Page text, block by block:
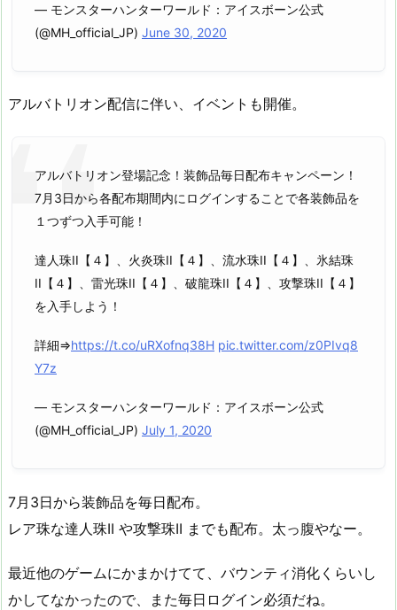
— モンスターハンターワールド：アイスボーン公式
(@MH_official_JP) June 30, 2020
アルバトリオン配信に伴い、イベントも開催。
アルバトリオン登場記念！装飾品毎日配布キャンペーン！
7月3日から各配布期間内にログインすることで各装飾品を
１つずつ入手可能！
達人珠II【４】、火炎珠II【４】、流水珠II【４】、氷結珠
II【４】、雷光珠II【４】、破龍珠II【４】、攻撃珠II【４】
を入手しよう！
詳細⇒https://t.co/uRXofnq38H pic.twitter.com/z0PIvq8
Y7z
— モンスターハンターワールド：アイスボーン公式
(@MH_official_JP) July 1, 2020
7月3日から装飾品を毎日配布。
レア珠な達人珠II や攻撃珠II までも配布。太っ腹やなー。
最近他のゲームにかまかけてて、バウンティ消化くらいし
かしてなかったので、また毎日ログイン必須だね。